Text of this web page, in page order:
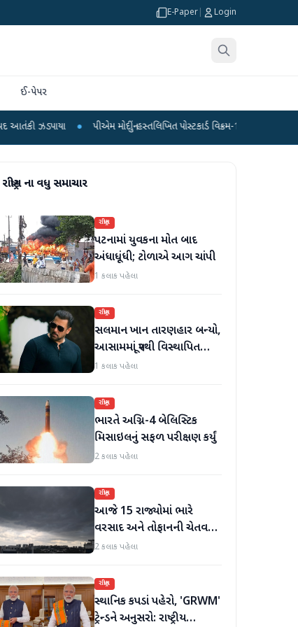
E-Paper Login
ઈ-પેપર
● પીએમ મોદીનું હસ્તલિખિત પોસ્ટકાર્ડ વિક્રમ-1 રોકેટમાં અવકાશમાં જશે
રાષ્ટ્રીયના વધુ સમાચાર
રાષ્ટ્રીય
પટનામાં યુવકના મોત બાદ
અંધાધૂંધી; ટોળાએ આગ ચાંપી
1 કલાક પહેલા
રાષ્ટ્રીય
સલમાન ખાન તારણહાર બન્યો,
આસામમાં પૂરથી વિસ્થાપિત
થયેલા પરિવારોને 500 નવા ઘર
1 કલાક પહેલા
રાષ્ટ્રીય
ભારતે અગ્નિ-4 બેલિસ્ટિક
મિસાઇલનું સફળ પરીક્ષણ કર્યું
2 કલાક પહેલા
રાષ્ટ્રીય
આજે 15 રાજ્યોમાં ભારે
વરસાદ અને તોફાનની ચેતવણી
જારી
2 કલાક પહેલા
રાષ્ટ્રીય
સ્થાનિક કપડાં પહેરો, 'GRWM'
ટ્રેન્ડને અનુસરો: રાષ્ટ્રીય